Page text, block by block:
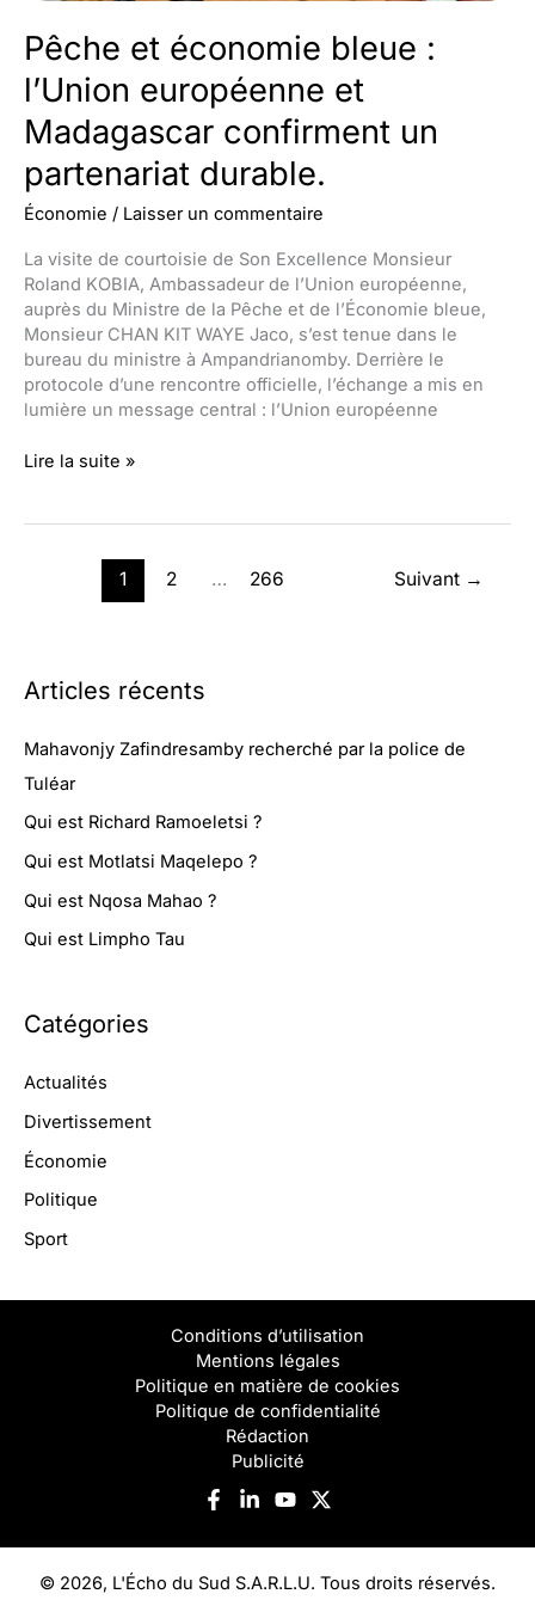
Pêche et économie bleue :
l’Union européenne et
Madagascar confirment un
partenariat durable.
Économie / Laisser un commentaire
La visite de courtoisie de Son Excellence Monsieur
Roland KOBIA, Ambassadeur de l’Union européenne,
auprès du Ministre de la Pêche et de l’Économie bleue,
Monsieur CHAN KIT WAYE Jaco, s’est tenue dans le
bureau du ministre à Ampandrianomby. Derrière le
protocole d’une rencontre officielle, l’échange a mis en
lumière un message central : l’Union européenne
Pêche
confirment
durable.
Lire la suite »
1 2 … 266 Suivant →
Articles récents
Mahavonjy Zafindresamby recherché par la police de
Tuléar
Qui est Richard Ramoeletsi ?
Qui est Motlatsi Maqelepo ?
Qui est Nqosa Mahao ?
Qui est Limpho Tau
Catégories
Actualités
Divertissement
Économie
Politique
Sport
Conditions d’utilisation
Mentions légales
Politique en matière de cookies
Politique de confidentialité
Rédaction
Publicité
© 2026, L'Écho du Sud S.A.R.L.U. Tous droits réservés.